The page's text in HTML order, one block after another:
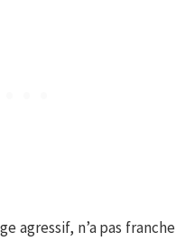
agressif, n’a pas